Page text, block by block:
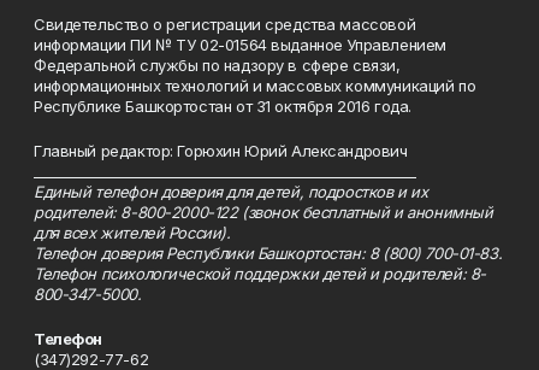
Свидетельство о регистрации средства массовой
информации ПИ № ТУ 02-01564 выданное Управлением
Федеральной службы по надзору в сфере связи,
информационных технологий и массовых коммуникаций по
Республике Башкортостан от 31 октября 2016 года.
Главный редактор: Горюхин Юрий Александрович
Единый телефон доверия для детей, подростков и их
родителей: 8-800-2000-122 (звонок бесплатный и анонимный
для всех жителей России).
Телефон доверия Республики Башкортостан: 8 (800) 700-01-83.
Телефон психологической поддержки детей и родителей: 8-
800-347-5000.
Телефон
(347)292-77-62